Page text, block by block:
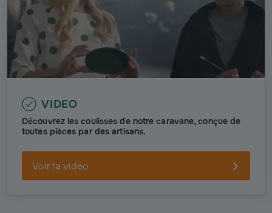
VIDEO
Découvrez les coulisses de notre caravane, conçue de
toutes pièces par des artisans.
Voir la vidéo